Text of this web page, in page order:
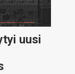
uusi